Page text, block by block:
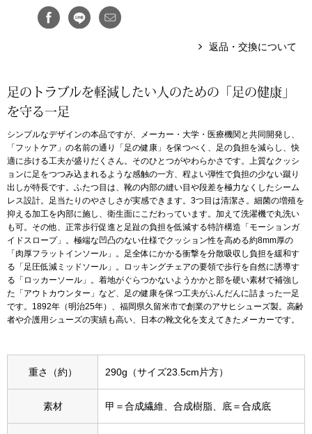
ダーウェア
アクセサリー
ン雑貨
その他
シューズ
スリップオン
レースアップ
スニーカー
サンダル
その他
返品・交換について
足のトラブルを軽減したい人のための「足の健康」
を守る一足
シンプルなデザインの本品ですが、メーカー・大学・医療機関と共同開発し、
「フットケア」の名前の通り「足の健康」を保つべく、足の負担を減らし、快
適に歩ける工夫が盛りだくさん。そのひとつがやわらかさです。上質なクッシ
ョンに足をつつみ込まれるような感触の一方、程よい弾性で負担の少ない蹴り
出しが特長です。ふたつ目は、靴の内部の縫い目や段差を極力なくしたシーム
レス設計。足当たりのやさしさが実感できます。3つ目は清潔さ。細菌の増殖を
抑える加工を内部に施し、衛生面にこだわっています。加えて洗濯機で丸洗い
も可。その他、正常歩行促進と足趾の負担を低減する特許構造「モーションガ
イドスロープ」。極端な凹凸のない仕様でクッション性を高める約8mm厚の
「肉厚フラットインソール」。足全体にかかる衝撃を分散吸収し負担を緩和す
る「足圧低減ミッドソール」。ロッキングチェアの要領で歩行を自然に誘導す
る「ロッカーソール」。着地がぐらつかないようかかと部を硬い素材で補強し
た「アウトカウンター」など、足の健康を保つ工夫がふんだんに詰まった一足
です。1892年（明治25年）、福岡県久留米市で創業のアサヒシューズ製。高齢
者や介護用シューズの実績も高い、日本の靴文化を支えてきたメーカーです。
重さ（約） 290g（サイズ23.5cm片方）
素材 甲＝合成繊維、合成樹脂、底＝合成底